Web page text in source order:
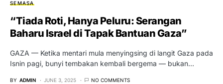
SEMASA
“Tiada Roti, Hanya Peluru: Serangan
Baharu Israel di Tapak Bantuan Gaza”
GAZA — Ketika mentari mula menyingsing di langit Gaza pada
Isnin pagi, bunyi tembakan kembali bergema — bukan…
BY ADMIN JUNE 3, 2025 NO COMMENTS